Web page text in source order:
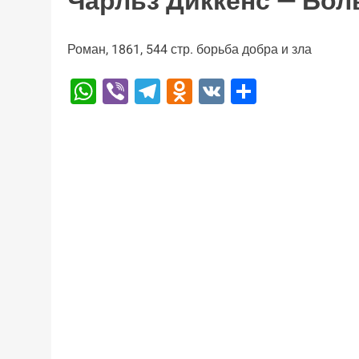
Роман, 1861, 544 стр. борьба добра и зла
WhatsApp
ViberTelegram
Odnoklassniki
VK